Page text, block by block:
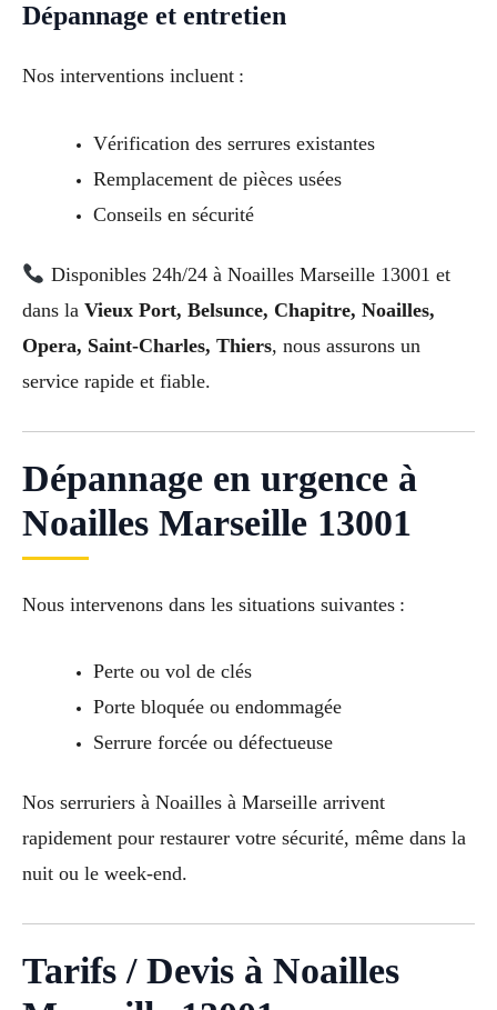
Dépannage et entretien
Nos interventions incluent :
Vérification des serrures existantes
Remplacement de pièces usées
Conseils en sécurité
Disponibles 24h/24 à Noailles Marseille 13001 et
dans la Vieux Port, Belsunce, Chapitre, Noailles,
Opera, Saint-Charles, Thiers, nous assurons un
service rapide et fiable.
Dépannage en urgence à
Noailles Marseille 13001
Nous intervenons dans les situations suivantes :
Perte ou vol de clés
Porte bloquée ou endommagée
Serrure forcée ou défectueuse
Nos serruriers à Noailles à Marseille arrivent
rapidement pour restaurer votre sécurité, même dans la
nuit ou le week-end.
Tarifs / Devis à Noailles